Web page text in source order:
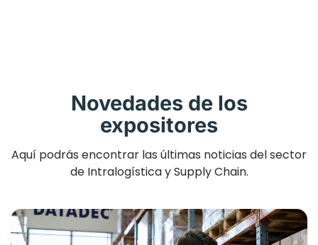
Novedades de los
expositores
Aquí podrás encontrar las últimas noticias del sector
de Intralogística y Supply Chain.